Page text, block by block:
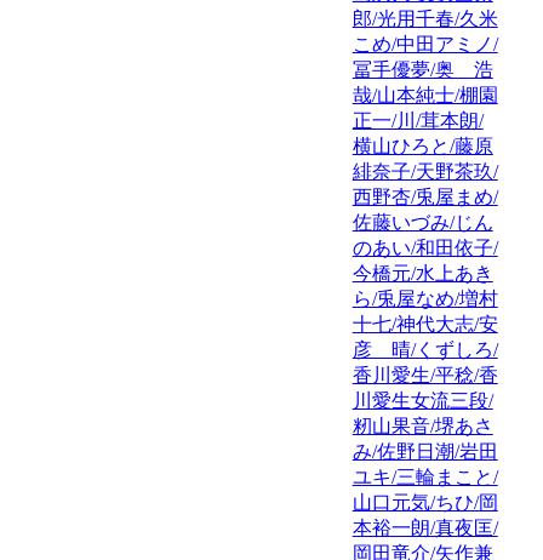
郎/光用千春/久米
こめ/中田アミノ/
冨手優夢/奥 浩
哉/山本純士/棚園
正一/川/茸本朗/
横山ひろと/藤原
緋奈子/天野茶玖/
西野杏/兎屋まめ/
佐藤いづみ/じん
のあい/和田依子/
今橋元/水上あき
ら/兎屋なめ/増村
十七/神代大志/安
彦 晴/くずしろ/
香川愛生/平稔/香
川愛生女流三段/
籾山果音/堺あさ
み/佐野日潮/岩田
ユキ/三輪まこと/
山口元気/ちひ/岡
本裕一朗/真夜匡/
岡田竜介/矢作兼